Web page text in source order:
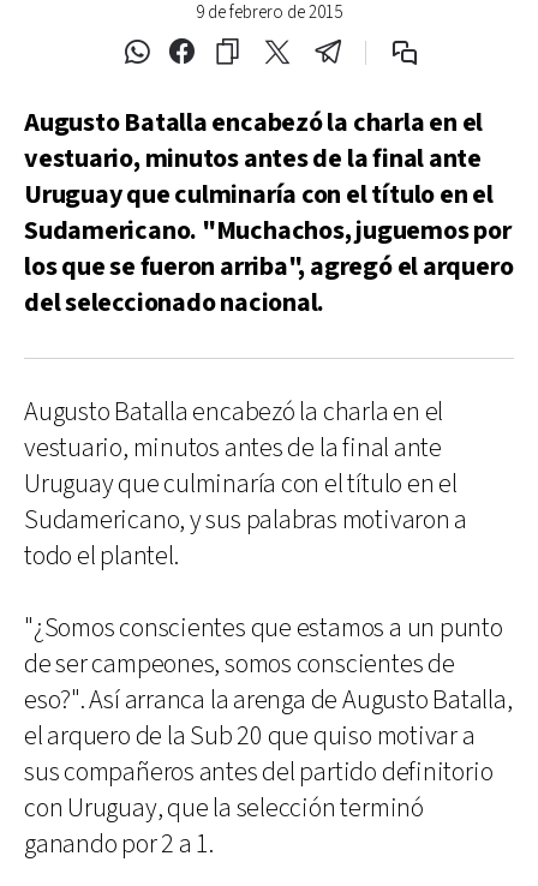
9 de febrero de 2015
Augusto Batalla encabezó la charla en el
vestuario, minutos antes de la final ante
Uruguay que culminaría con el título en el
Sudamericano. "Muchachos, juguemos por
los que se fueron arriba", agregó el arquero
del seleccionado nacional.
Augusto Batalla encabezó la charla en el
vestuario, minutos antes de la final ante
Uruguay que culminaría con el título en el
Sudamericano, y sus palabras motivaron a
todo el plantel.
"¿Somos conscientes que estamos a un punto
de ser campeones, somos conscientes de
eso?". Así arranca la arenga de Augusto Batalla,
el arquero de la Sub 20 que quiso motivar a
sus compañeros antes del partido definitorio
con Uruguay, que la selección terminó
ganando por 2 a 1.